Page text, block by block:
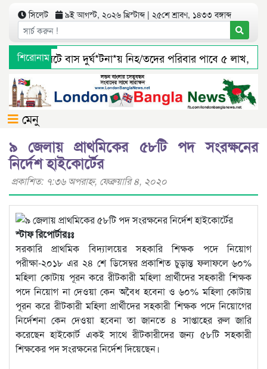
সিলেট ৯ই আগস্ট, ২০২৬ খ্রিস্টাব্দ | ২৫শে শ্রাবণ, ১৪৩৩ বঙ্গাব্দ
শিরোনাম
সিলেটে বাস দুর্ঘ*টনা*য় নিহ/তদের পরিবার পাবে ৫ লাখ,
জৈন্তাপুর সারী ৩ বালু মহালে অবৈধ ভাবে বালু উত্তোলনের
মেনু
৯ জেলায় প্রাথমিকের ৫৮টি পদ সংরক্ষনের
নির্দেশ হাইকোর্টের
প্রকাশিত: ৭:৩৬ অপরাহ্ণ, ফেব্রুয়ারি ৪, ২০২০
স্টাফ রিপোর্টারঃঃ
সরকারি প্রাথমিক বিদ্যালয়ের সহকারি শিক্ষক পদে নিয়োগ
পরীক্ষা-২০১৮ এর ২৪ শে ডিসেম্বর প্রকাশিত চুড়ান্ত ফলাফলে ৬০%
মহিলা কোটায় পূরন করে রীটকারী মহিলা প্রার্থীদের সহকারী শিক্ষক
পদে নিয়োগ না দেওয়া কেন অবৈধ হবেনা ও ৬০% মহিলা কোটায়
পূরন করে রীটকারী মহিলা প্রার্থীদের সহকারী শিক্ষক পদে নিয়োগের
নির্দেশনা কেন দেওয়া হবেনা তা জানতে ৪ সাপ্তাহের রুল জারি
করেছেন হাইকোর্ট একই সাথে রীটকারীদের জন্য ৫৮টি সহকারী
শিক্ষকের পদ সংরক্ষনের নির্দেশ দিয়েছেন।